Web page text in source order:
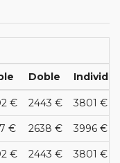
Doble
€ 2443 € 3801 €
€ 2638 € 3996 €
€ 2443 € 3801 €